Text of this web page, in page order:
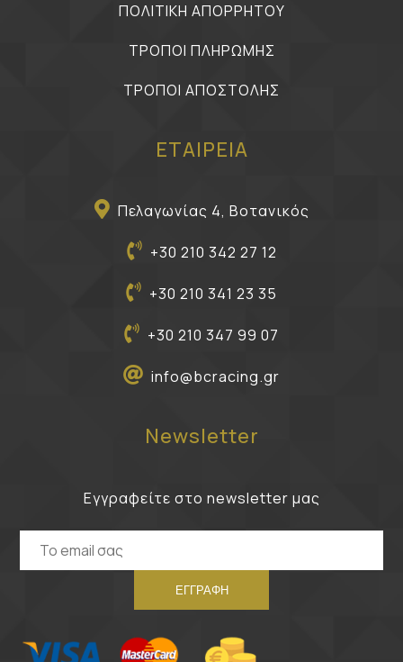
ΠΟΛΙΤΙΚΗ ΑΠΟΡΡΗΤΟΥ
ΤΡΟΠΟΙ ΠΛΗΡΩΜΗΣ
ΤΡΟΠΟΙ ΑΠΟΣΤΟΛΗΣ
ΕΤΑΙΡΕΙΑ
Πελαγωνίας 4, Βοτανικός
+30 210 342 27 12
+30 210 341 23 35
+30 210 347 99 07
info@bcracing.gr
Newsletter
Εγγραφείτε στο newsletter μας